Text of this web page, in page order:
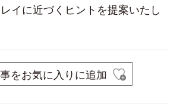
イに近づくヒントを提案いたし
をお気に入りに追加